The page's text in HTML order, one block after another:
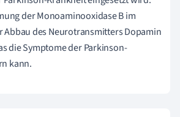
der Monoaminooxidase B im
Abbau des Neurotransmitters Dopamin
die Symptome der Parkinson-
kann.